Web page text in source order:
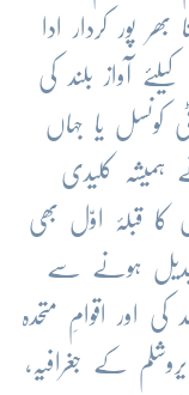
پور کردار ادا
آواز بلند کی
کونسل یا جہاں
ہمیشہ کلیدی
کا قبلۂ اوّل بھی
ہونے سے
کی اور اقوامِ متحدہ
کے جغرافیہ،